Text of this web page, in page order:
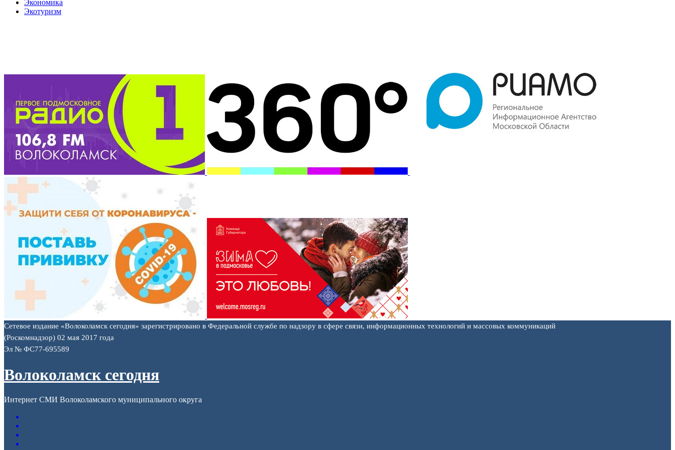
Экономика
Экотуризм
Сетевое издание «Волоколамск сегодня» зарегистрировано в Федеральной службе по надзору в сфере связи, информационных технологий и массовых коммуникаций
(Роскомнадзор) 02 мая 2017 года
Эл № ФС77-695589
Волоколамск сегодня
Интернет СМИ Волоколамского муниципального округа